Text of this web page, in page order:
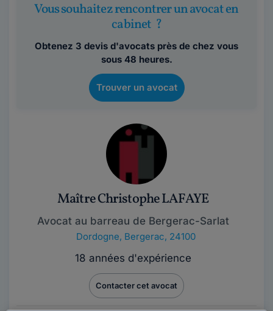
Vous souhaitez rencontrer un avocat en
cabinet ?
Obtenez 3 devis d'avocats près de chez vous
sous 48 heures.
Trouver un avocat
Maître Christophe LAFAYE
Avocat au barreau de Bergerac-Sarlat
Dordogne, Bergerac, 24100
18 années d'expérience
Contacter cet avocat